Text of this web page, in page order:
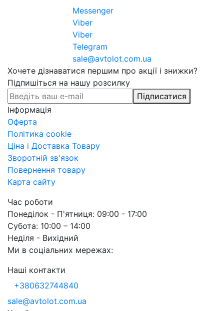
Messenger
Viber
Viber
Telegram
sale@avtolot.com.ua
Хочете дізнаватися першим про акції і знижки?
Підпишіться на нашу розсилку
Підписатися
Інформація
Оферта
Політика cookie
Ціна і Доставка Товару
Зворотній зв'язок
Повернення товару
Карта сайту
Час роботи
Понеділок - П'ятниця: 09:00 - 17:00
Субота: 10:00 – 14:00
Неділя - Вихідний
Ми в соціальних мережах:
Наші контакти
+380632744840
sale@avtolot.com.ua